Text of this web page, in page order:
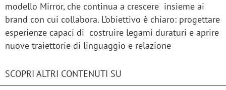
modello Mirror, che continua a crescere insieme ai
brand con cui collabora. L’obiettivo è chiaro: progettare
esperienze capaci di costruire legami duraturi e aprire
nuove traiettorie di linguaggio e relazione
SCOPRI ALTRI CONTENUTI SU